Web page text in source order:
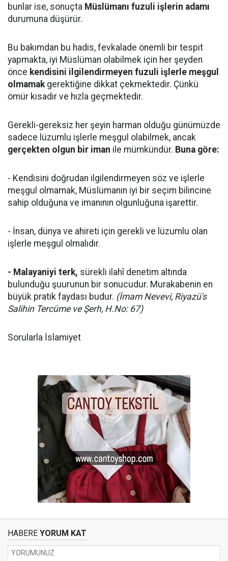
bunlar ise, sonuçta Müslümanı fuzuli işlerin adamı
durumuna düşürür.
Bu bakımdan bu hadis, fevkalade önemli bir tespit
yapmakta, iyi Müslüman olabilmek için her şeyden
önce kendisini ilgilendirmeyen fuzuli işlerle meşgul
olmamakgerektiğine dikkat çekmektedir. Çünkü
ömür kısadır ve hızla geçmektedir.
Gerekli-gereksiz her şeyin harman olduğu günümüzde
sadece lüzumlu işlerle meşgul olabilmek, ancak
gerçekten olgun bir iman ile mümkündür. Buna göre:
- Kendisini doğrudan ilgilendirmeyen söz ve işlerle
meşgul olmamak, Müslümanın iyi bir seçim bilincine
sahip olduğuna ve imanının olgunluğuna işarettir.
- İnsan, dünya ve ahireti için gerekli ve lüzumlu olan
işlerle meşgul olmalıdır.
- Malayaniyi terk, sürekli ilahî denetim altında
bulunduğu şuurunun bir sonucudur. Murakabenin en
büyük pratik faydası budur. (İmam Nevevi, Riyazü's
Salihin Tercüme ve Şerh, H.No: 67)
Sorularla İslamiyet
HABERE YORUM KAT